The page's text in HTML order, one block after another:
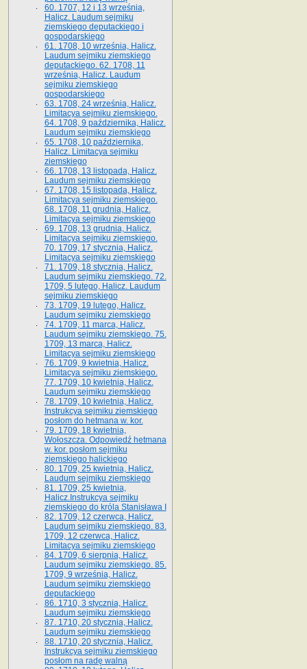
60. 1707, 12 i 13 września,
Halicz. Laudum sejmiku
ziemskiego deputackiego i
gospodarskiego
61. 1708, 10 września, Halicz.
Laudum sejmiku ziemskiego
deputackiego. 62. 1708, 11
września, Halicz. Laudum
sejmiku ziemskiego
gospodarskiego
63. 1708, 24 września, Halicz.
Limitacya sejmiku ziemskiego.
64. 1708, 9 października, Halicz.
Laudum sejmiku ziemskiego
65­. 1708, 10 października,
Halicz. Limitacya sejmiku
ziemskiego
66. 1708, 13 listopada, Halicz.
Laudum sejmiku ziemskiego
67. 1708, 15 listopada, Halicz.
Limitacya sejmiku ziemskiego.
68. 1708, 11 grudnia, Halicz.
Limitacya sejmiku ziemskiego
69. 1708, 13 grudnia, Halicz.
Limitacya sejmiku ziemskiego.
70. 1709, 17 stycznia, Halicz.
Limitacya sejmiku ziemskiego
71. 1709, 18 stycznia, Halicz.
Laudum sejmiku ziemskiego. 72.
1709, 5 lutego, Halicz. Laudum
sejmiku ziemskiego
73. 1709, 19 lutego, Halicz.
Laudum sejmiku ziemskiego
74. 1709, 11 marca, Halicz.
Laudum sejmiku ziemskiego. 75.
1709, 13 marca, Halicz.
Limitacya sejmiku ziemskiego
76. 1709, 9 kwietnia, Halicz.
Limitacya sejmiku ziemskiego.
77. 1709, 10 kwietnia, Halicz.
Laudum sejmiku ziemskiego
78. 1709, 10 kwietnia, Halicz.
Instrukcya sejmiku ziemskiego
posłom do hetmana w. kor.
79. 1709, 18 kwietnia,
Wołoszcza. Odpowiedź hetmana
w. kor. posłom sejmiku
ziemskiego halickiego
80. 1709, 25 kwietnia, Halicz.
Laudum sejmiku ziemskiego
81. 1709, 25 kwietnia,
Halicz.Instrukcya sejmiku
ziemskiego do króla Stanisława I
82. 1709, 12 czerwca, Halicz.
Laudum sejmiku ziemskiego. 83.
1709, 12 czerwca, Halicz.
Limitacya sejmiku ziemskiego
84. 1709, 6 sierpnia, Halicz.
Laudum sejmiku ziemskiego. 85.
1709, 9 września, Halicz.
Laudum sejmiku ziemskiego
deputackiego
86. 1710, 3 stycznia, Halicz.
Laudum sejmiku ziemskiego
87. 1710, 20 stycznia, Halicz.
Laudum sejmiku ziemskiego
88. 1710, 20 stycznia, Halicz.
Instrukcya sejmiku ziemskiego
posłom na radę walną